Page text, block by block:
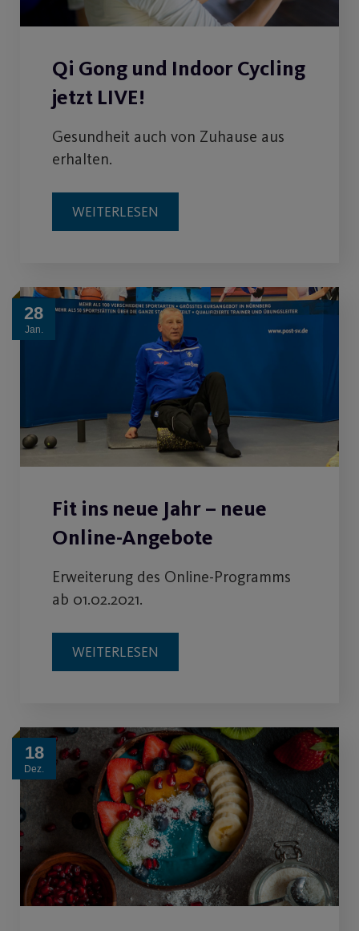
Qi Gong und Indoor Cycling
jetzt LIVE!
Gesundheit auch von Zuhause aus
erhalten.
WEITERLESEN
28
Jan.
Fit ins neue Jahr – neue
Online-Angebote
Erweiterung des Online-Programms
ab 01.02.2021.
WEITERLESEN
18
Dez.